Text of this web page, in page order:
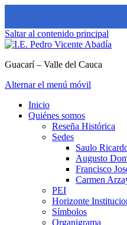
Saltar al contenido principal
Guacarí – Valle del Cauca
Alternar el menú móvil
Inicio
Quiénes somos
Reseña Histórica
Sedes
Saulo
Augusto
Francisco
Carmen
PEI
Horizonte
Símbolos
Organigrama